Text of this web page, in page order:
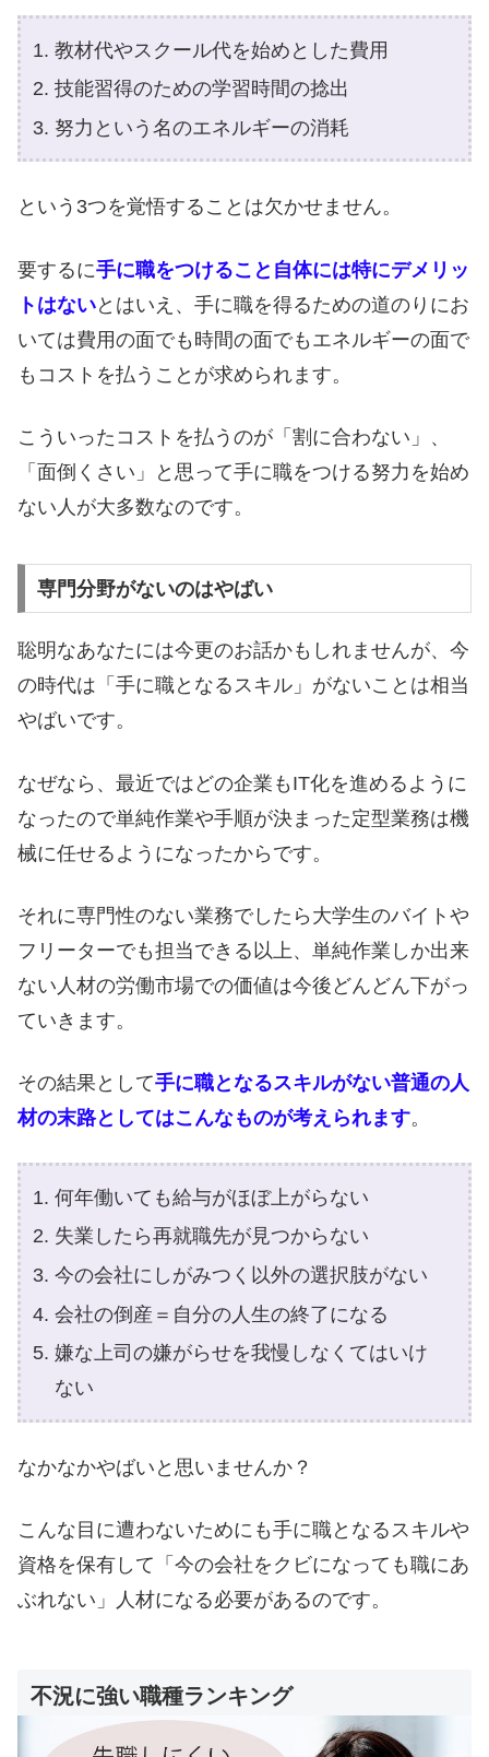
教材代やスクール代を始めとした費用
技能習得のための学習時間の捻出
努力という名のエネルギーの消耗
という3つを覚悟することは欠かせません。
要するに手に職をつけること自体には特にデメリッ
トはないとはいえ、手に職を得るための道のりにお
いては費用の面でも時間の面でもエネルギーの面で
もコストを払うことが求められます。
こういったコストを払うのが「割に合わない」、
「面倒くさい」と思って手に職をつける努力を始め
ない人が大多数なのです。
専門分野がないのはやばい
聡明なあなたには今更のお話かもしれませんが、今
の時代は「手に職となるスキル」がないことは相当
やばいです。
なぜなら、最近ではどの企業もIT化を進めるように
なったので単純作業や手順が決まった定型業務は機
械に任せるようになったからです。
それに専門性のない業務でしたら大学生のバイトや
フリーターでも担当できる以上、単純作業しか出来
ない人材の労働市場での価値は今後どんどん下がっ
ていきます。
その結果として手に職となるスキルがない普通の人
材の末路としてはこんなものが考えられます。
何年働いても給与がほぼ上がらない
失業したら再就職先が見つからない
今の会社にしがみつく以外の選択肢がない
会社の倒産＝自分の人生の終了になる
嫌な上司の嫌がらせを我慢しなくてはいけ
ない
なかなかやばいと思いませんか？
こんな目に遭わないためにも手に職となるスキルや
資格を保有して「今の会社をクビになっても職にあ
ぶれない」人材になる必要があるのです。
不況に強い職種ランキング